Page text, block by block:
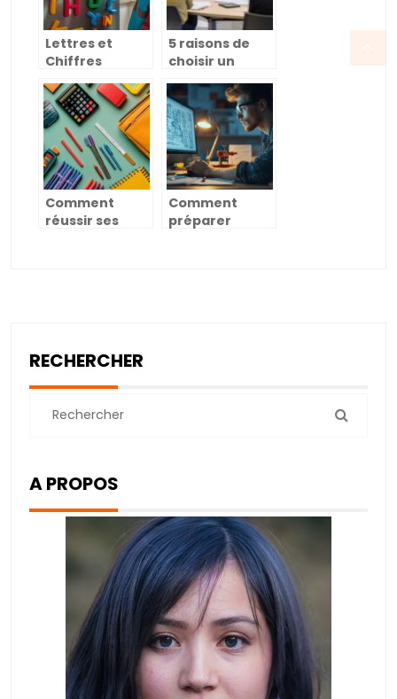
Lettres et
Chiffres
10 idées déco
pour
personnaliser
votre intérieur
5 raisons de
choisir un
accompagner
votre
reconversion
professionnelle
Comment
réussir ses
Comment
préparer
RECHERCHER
A PROPOS